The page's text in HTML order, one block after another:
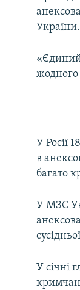
жодного
У Росії
в
багато
У МЗС
У січні
кримчан